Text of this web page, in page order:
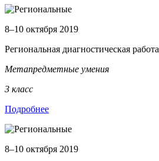
8–10 октября 2019
Региональная диагностическая работа
Метапредметные умения
3 класс
Подробнее
8–10 октября 2019